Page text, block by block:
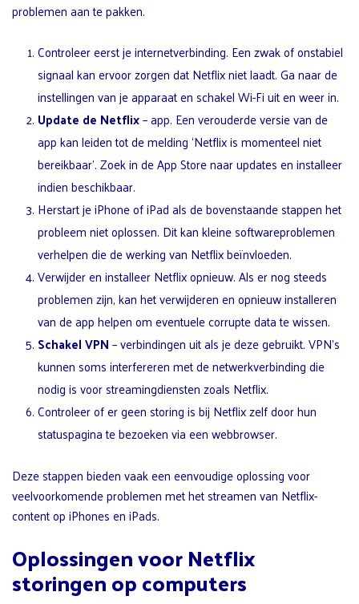
problemen aan te pakken.
Controleer eerst je internetverbinding. Een zwak of onstabiel
signaal kan ervoor zorgen dat Netflix niet laadt. Ga naar de
instellingen van je apparaat en schakel Wi-Fi uit en weer in.
Update de Netflix– app. Een verouderde versie van de
app kan leiden tot de melding ‘Netflix is momenteel niet
bereikbaar’. Zoek in de App Store naar updates en installeer
indien beschikbaar.
Herstart je iPhone of iPad als de bovenstaande stappen het
probleem niet oplossen. Dit kan kleine softwareproblemen
verhelpen die de werking van Netflix beïnvloeden.
Verwijder en installeer Netflix opnieuw. Als er nog steeds
problemen zijn, kan het verwijderen en opnieuw installeren
van de app helpen om eventuele corrupte data te wissen.
Schakel VPN– verbindingen uit als je deze gebruikt. VPN’s
kunnen soms interfereren met de netwerkverbinding die
nodig is voor streamingdiensten zoals Netflix.
Controleer of er geen storing is bij Netflix zelf door hun
statuspagina te bezoeken via een webbrowser.
Deze stappen bieden vaak een eenvoudige oplossing voor
veelvoorkomende problemen met het streamen van Netflix-
content op iPhones en iPads.
Oplossingen voor Netflix
storingen op computers